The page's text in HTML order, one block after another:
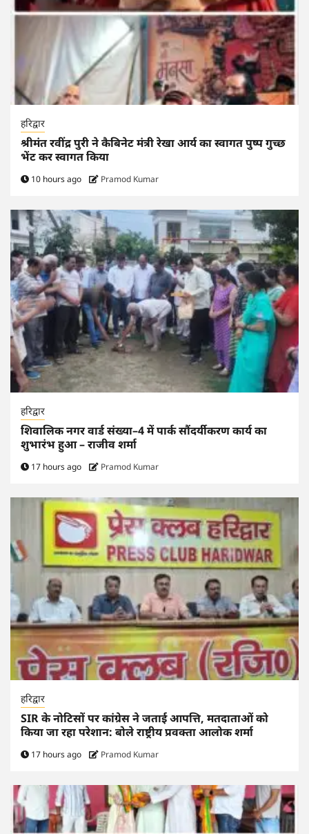
हरिद्वार
श्रीमंत रवींद्र पुरी ने कैबिनेट मंत्री रेखा आर्य का स्वागत पुष्प गुच्छ
भेंट कर स्वागत किया
10 hours ago Pramod Kumar
हरिद्वार
शिवालिक नगर वार्ड संख्या–4 में पार्क सौंदर्यीकरण कार्य का
शुभारंभ हुआ – राजीव शर्मा
17 hours ago Pramod Kumar
हरिद्वार
SIR के नोटिसों पर कांग्रेस ने जताई आपत्ति, मतदाताओं को
किया जा रहा परेशान: बोले राष्ट्रीय प्रवक्ता आलोक शर्मा
17 hours ago Pramod Kumar